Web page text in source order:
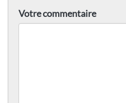
Votre commentaire